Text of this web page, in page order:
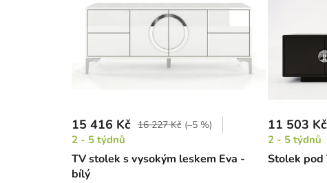
TV stolek s vysokým leskem Eva -
bílý
15 416 Kč 16 227 Kč (–5 %)
2 - 5 týdnů
Stolek pod
11 503 Kč
2 - 5 týdnů